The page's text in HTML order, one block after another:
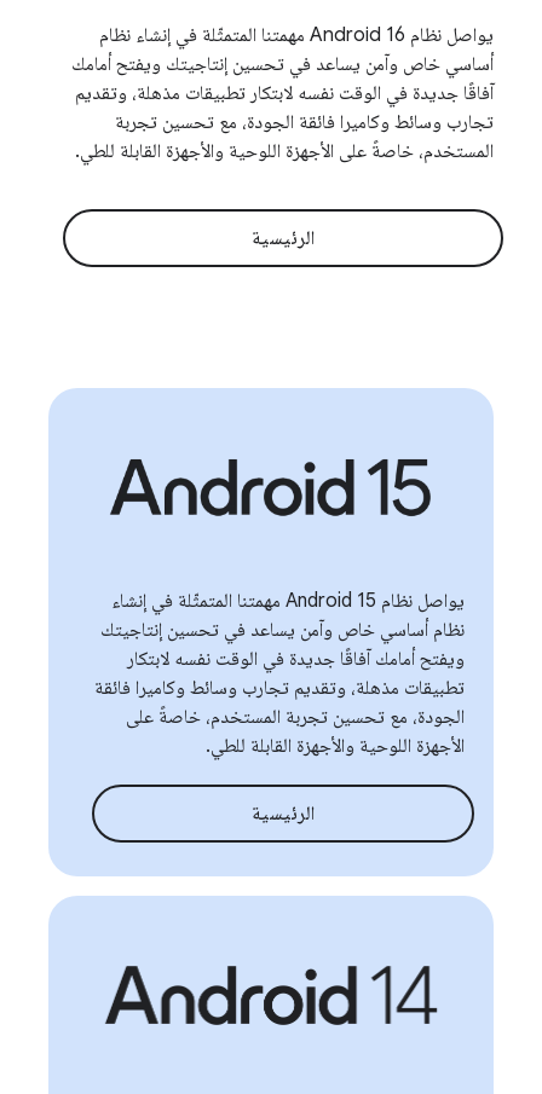
يواصل نظام Android 16 مهمتنا المتمثّلة في إنشاء نظام
أساسي خاص وآمن يساعد في تحسين إنتاجيتك ويفتح أمامك
آفاقًا جديدة في الوقت نفسه لابتكار تطبيقات مذهلة، وتقديم
تجارب وسائط وكاميرا فائقة الجودة، مع تحسين تجربة
المستخدم، خاصةً على الأجهزة اللوحية والأجهزة القابلة للطي.
الرئيسية
يواصل نظام Android 15 مهمتنا المتمثّلة في إنشاء
نظام أساسي خاص وآمن يساعد في تحسين إنتاجيتك
ويفتح أمامك آفاقًا جديدة في الوقت نفسه لابتكار
تطبيقات مذهلة، وتقديم تجارب وسائط وكاميرا فائقة
الجودة، مع تحسين تجربة المستخدم، خاصةً على
الأجهزة اللوحية والأجهزة القابلة للطي.
الرئيسية